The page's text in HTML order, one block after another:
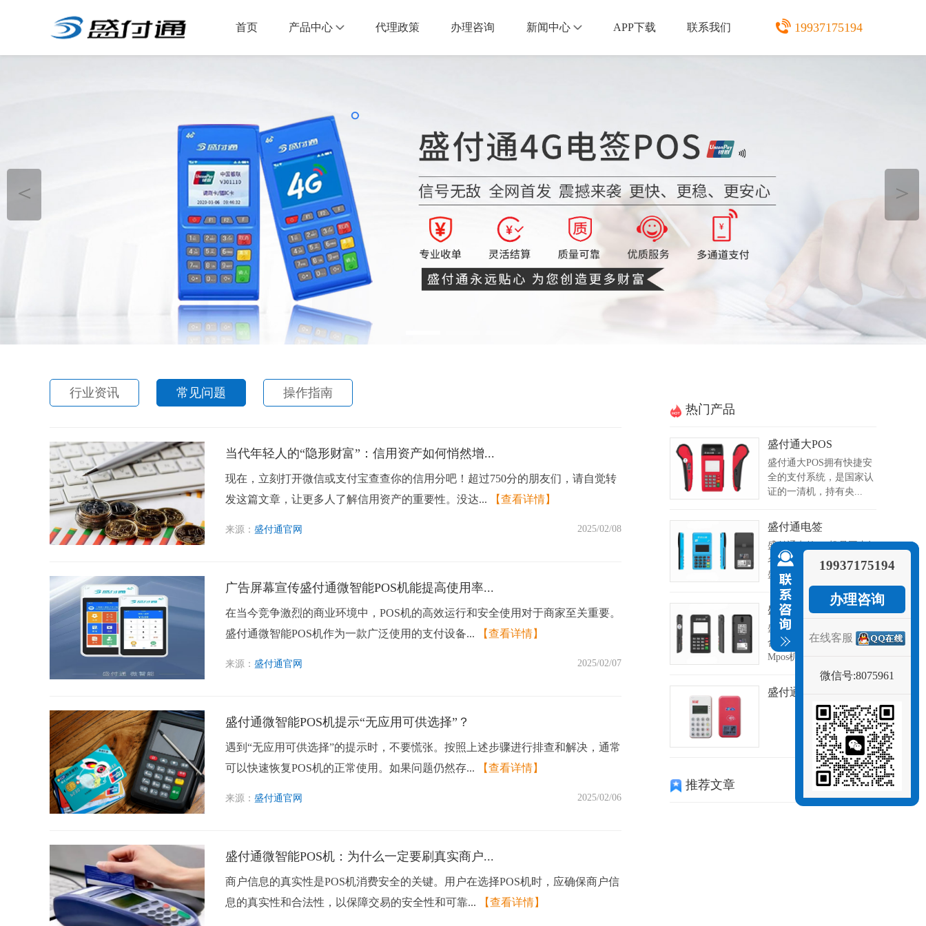
首页 产品中心 代理政策 办理咨询 新闻中心 APP下载 联系我们 19937175194
＜ ＞
行业资讯 常见问题 操作指南
当代年轻人的“隐形财富”：信用资产如何悄然增...
现在，立刻打开微信或支付宝查查你的信用分吧！超过750分的朋友们，请自觉转
发这篇文章，让更多人了解信用资产的重要性。没达...
【查看详情】
来源：盛付通官网 2025/02/08
广告屏幕宣传盛付通微智能POS机能提高使用率...
在当今竞争激烈的商业环境中，POS机的高效运行和安全使用对于商家至关重要。
盛付通微智能POS机作为一款广泛使用的支付设备...
【查看详情】
来源：盛付通官网 2025/02/07
盛付通微智能POS机提示“无应用可供选择”？
遇到“无应用可供选择”的提示时，不要慌张。按照上述步骤进行排查和解决，通常
可以快速恢复POS机的正常使用。如果问题仍然存...
【查看详情】
来源：盛付通官网 2025/02/06
盛付通微智能POS机：为什么一定要刷真实商户...
商户信息的真实性是POS机消费安全的关键。用户在选择POS机时，应确保商户信
息的真实性和合法性，以保障交易的安全性和可靠...
【查看详情】
热门产品
盛付通大POS
盛付通大POS拥有快捷安
全的支付系统，是国家认
证的一清机，持有央...
盛付通电签
盛付通电签pos机是国内知
名的第三方支付公司上海
盛付通电子支付服...
盛付通MPOS
盛付通mpos和盛刷APP配
合组成了这款功能齐全的
Mpos机，如...
盛付通二维码
推荐文章
19937175194
办理咨询
在线客服
微信号:8075961